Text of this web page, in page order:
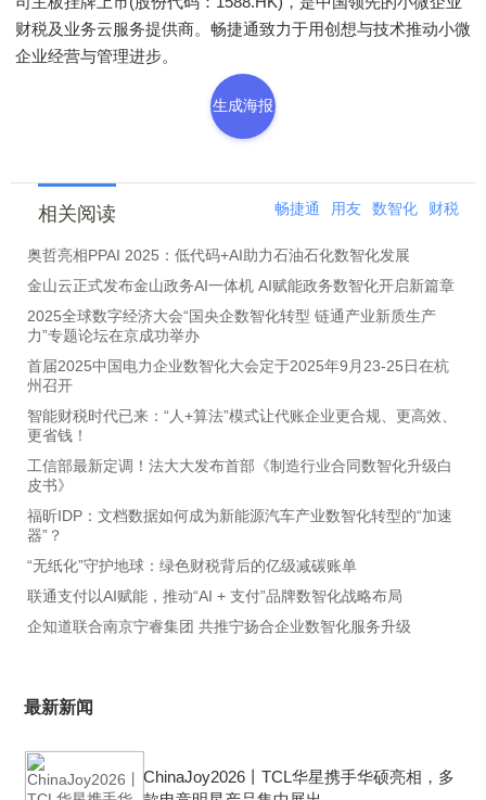
财税及业务云服务提供商。畅捷通致力于用创想与技术推动小微
企业经营与管理进步。
生成海报
相关阅读 畅捷通 用友 数智化 财税
奥哲亮相PPAI 2025：低代码+AI助力石油石化数智化发展
金山云正式发布金山政务AI一体机 AI赋能政务数智化开启新篇章
2025全球数字经济大会“国央企数智化转型 链通产业新质生产
力”专题论坛在京成功举办
首届2025中国电力企业数智化大会定于2025年9月23-25日在杭
州召开
智能财税时代已来：“人+算法”模式让代账企业更合规、更高效、
更省钱！
工信部最新定调！法大大发布首部《制造行业合同数智化升级白
皮书》
福昕IDP：文档数据如何成为新能源汽车产业数智化转型的“加速
器”？
“无纸化”守护地球：绿色财税背后的亿级减碳账单
联通支付以AI赋能，推动“AI + 支付”品牌数智化战略布局
企知道联合南京宁睿集团 共推宁扬合企业数智化服务升级
最新新闻
ChinaJoy2026丨TCL华星携手华硕亮相，多